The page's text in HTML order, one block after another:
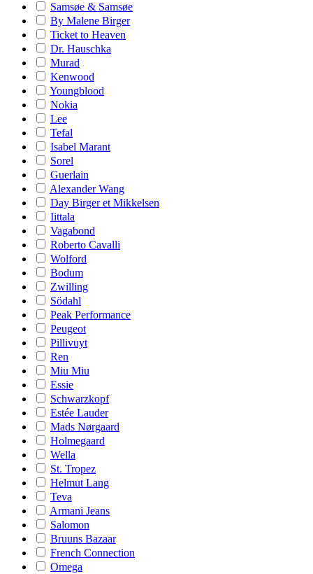
Samsøe & Samsøe
By Malene Birger
Ticket to Heaven
Dr. Hauschka
Murad
Kenwood
Youngblood
Nokia
Lee
Tefal
Isabel Marant
Sorel
Guerlain
Alexander Wang
Day Birger et Mikkelsen
Iittala
Vagabond
Roberto Cavalli
Wolford
Bodum
Zwilling
Södahl
Peak Performance
Peugeot
Pillivuyt
Ren
Miu Miu
Essie
Schwarzkopf
Estée Lauder
Mads Nørgaard
Holmegaard
Wella
St. Tropez
Helmut Lang
Teva
Armani Jeans
Salomon
Bruuns Bazaar
French Connection
Omega